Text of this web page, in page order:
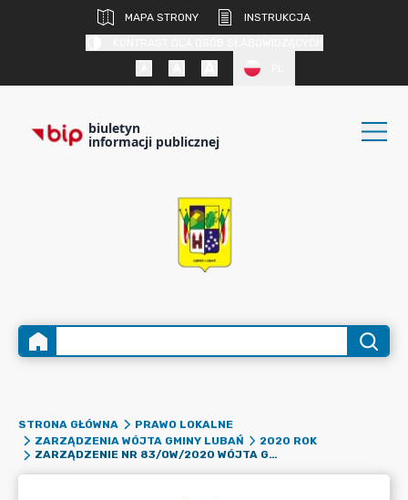
MAPA STRONY
INSTRUKCJA
biuletyn
informacji publicznej
STRONA GŁÓWNA
PRAWO LOKALNE
ZARZĄDZENIA WÓJTA GMINY LUBAŃ
2020 ROK
ZARZĄDZENIE NR 83/OW/2020 WÓJTA GMINY LUBAŃ Z DNIA 30 GRUDNIA 2020 R.